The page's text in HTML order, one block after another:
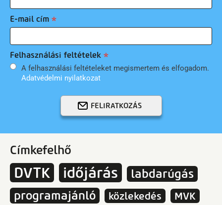
E-mail cím
Felhasználási feltételek
A felhasználási feltételeket megismertem és elfogadom.
Adatvédelmi nyilatkozat
FELIRATKOZÁS
Címkefelhő
DVTK időjárás
labdarúgás
programajánló
közlekedés MVK